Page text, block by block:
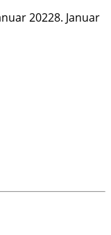
20228. Januar